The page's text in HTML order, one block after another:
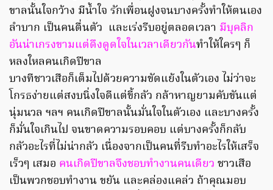
ขาลนั้นใจกว้าง มีน้ำใจ รักเพื่อนฝูงจนบางครั้งทำให้ตนเอง
ลำบาก เป็นคนตื่นตัว และเร่งรีบอยู่ตลอดเวลา มีบุคลิก
อันน่าเกรงขามแต่ดึงดูดใจในเวลาเดียวกันทำให้ใครๆ ก็
หลงใหลคนเกิดปีขาล
บางทีชาวเสือก็เต็มไปด้วยความขัดแย้งในตัวเอง ไม่ว่าจะ
โกรธง่ายแต่สงบนิ่งใจดีแต่ขี้กลัว กล้าหาญยามคับขันแต่
นุ่มนวล ฯลฯ คนเกิดปีขาลนั้นมั่นใจในตัวเอง และบางครั้ง
ก็มั่นใจเกินไป จนขาดความรอบคอบ แต่บางครั้งก็กลับ
กลัวอะไรที่ไม่น่ากลัว เนื่องจากเป็นคนที่รีบทำอะไรให้เสร็จ
เร็วๆ เสมอ คนเกิดปีขาลจึงชอบทำงานคนเดียว ชาวเสือ
เป็นพวกชอบทำงาน ขยัน และคล่องแคล่ว ถ้าคุณมอบ